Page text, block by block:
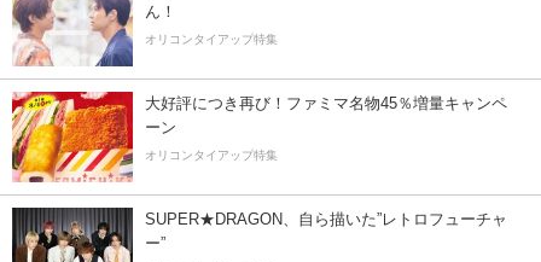
ん！
オリコンタイアップ特集
大好評につき再び！ファミマ名物45％増量キャンペ
ーン
オリコンタイアップ特集
SUPER★DRAGON、自ら描いた”レトロフューチャ
ー”